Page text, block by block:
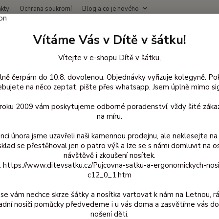
Ochrana soukromí Blog a co je nového
Hledat
(Po-
oblečení pro děti Nákrčníky a šály vlna Šáteček vlněný
vlněný Popolini - Sand
Vítáme Vás v Dítě v šátku!
Vítejte v e-shopu Dítě v šátku,
čerpám do 10.8. dovolenou. Objednávky vyřizuje kolegyně.
na něco zeptat, pište přes whatsapp. Jsem úplně mimo
2009 vám poskytujeme odborné poradenství, vždy šité
na míru.
února jsme uzavřeli naši kamennou prodejnu, ale neklesejte na
se přestěhoval jen o patro výš a lze se s námi domluvit na
návštěvě i zkoušení nosítek.
https://www.ditevsatku.cz/Pujcovna-satku-a-ergonomickych-
c12_0_1.htm
vám nechce skrze šátky a nosítka vartovat k nám na Letnou,
nosiči pomůcky předvedeme i u vás doma a zasvětíme vás
nošení dětí.